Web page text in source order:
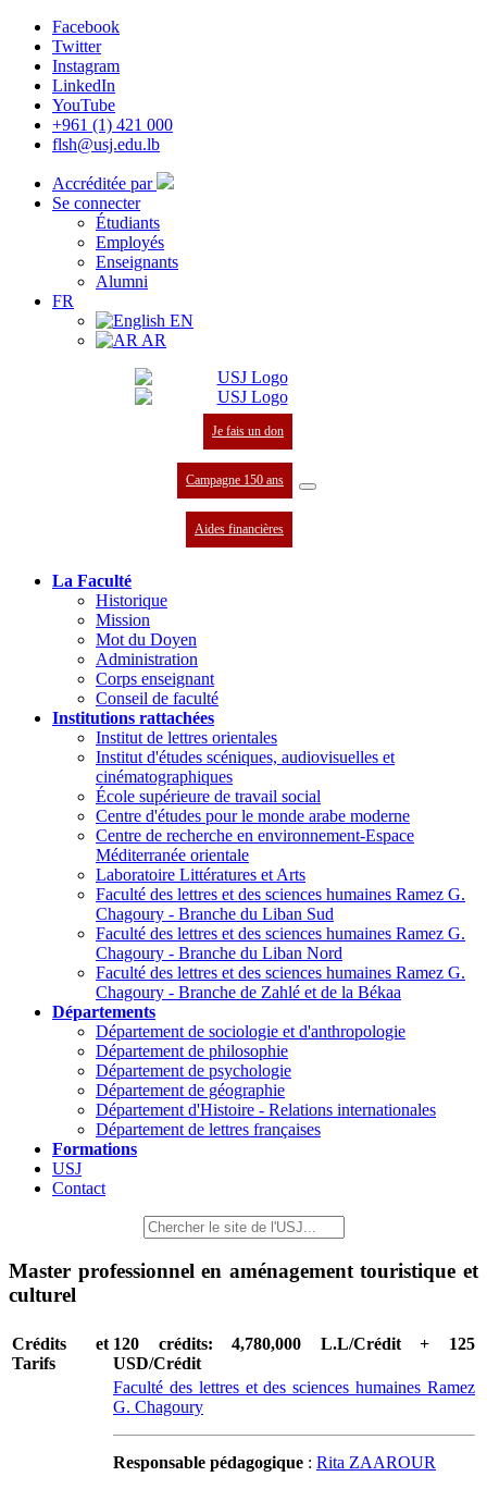
Facebook
Twitter
Instagram
LinkedIn
YouTube
+961 (1) 421 000
flsh@usj.edu.lb
Accréditée par
Se connecter
Étudiants
Employés
Enseignants
Alumni
FR
EN
AR
Je fais un don
Campagne 150 ans
Aides financières
La Faculté
Historique
Mission
Mot du Doyen
Administration
Corps enseignant
Conseil de faculté
Institutions rattachées
Institut de lettres orientales
Institut d'études scéniques, audiovisuelles et
cinématographiques
École supérieure de travail social
Centre d'études pour le monde arabe moderne
Centre de recherche en environnement-Espace
Méditerranée orientale
Laboratoire Littératures et Arts
Faculté des lettres et des sciences humaines Ramez G.
Chagoury - Branche du Liban Sud
Faculté des lettres et des sciences humaines Ramez G.
Chagoury - Branche du Liban Nord
Faculté des lettres et des sciences humaines Ramez G.
Chagoury - Branche de Zahlé et de la Békaa
Départements
Département de sociologie et d'anthropologie
Département de philosophie
Département de psychologie
Département de géographie
Département d'Histoire - Relations internationales
Département de lettres françaises
Formations
USJ
Contact
Master professionnel en aménagement touristique et
culturel
Crédits et
Tarifs
120 crédits: 4,780,000 L.L/Crédit + 125
USD/Crédit
Faculté des lettres et des sciences humaines Ramez
G. Chagoury
Responsable pédagogique : Rita ZAAROUR